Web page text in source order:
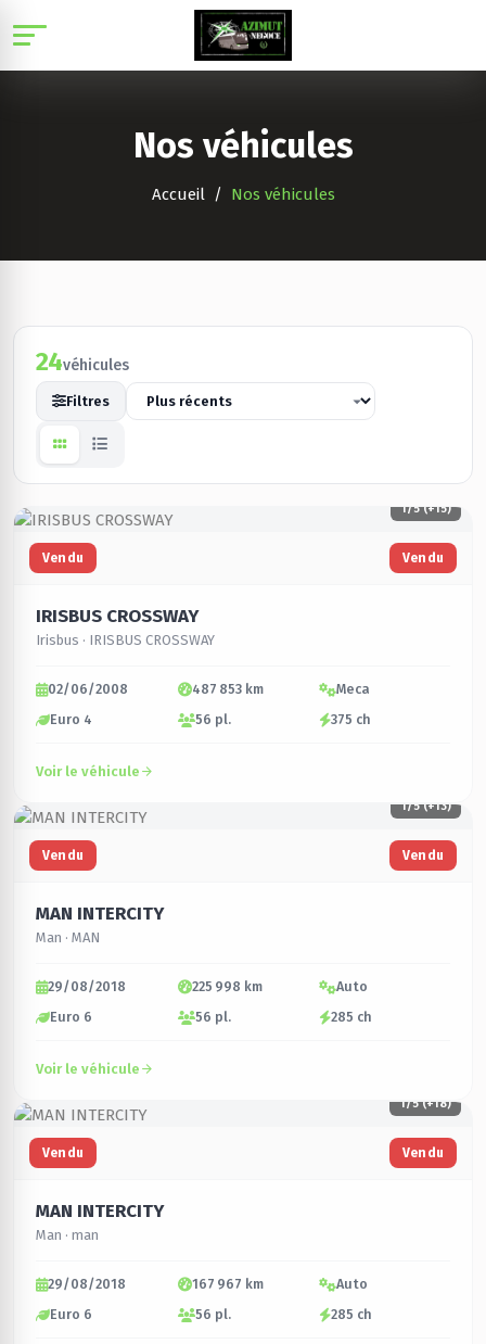
Nos véhicules
Accueil Nos véhicules
24véhicules
Filtres
1/5 (+15)
Vendu Vendu
IRISBUS CROSSWAY
Irisbus · IRISBUS CROSSWAY
02/06/2008 487 853 km
Meca
Euro 4
56 pl. 375 ch
Voir le véhicule
1/5 (+13)
Vendu Vendu
MAN INTERCITY
Man · MAN
29/08/2018 225 998 km
Auto
Euro 6
56 pl. 285 ch
Voir le véhicule
1/5 (+18)
Vendu Vendu
MAN INTERCITY
Man · man
29/08/2018 167 967 km
Auto
Euro 6
56 pl. 285 ch
Panneau de gestion des cookies